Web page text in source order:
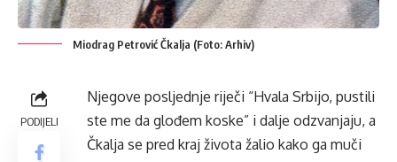
Miodrag Petrović Čkalja (Foto: Arhiv)
PODIJELI
Njegove posljednje riječi “Hvala Srbijo, pustili
ste me da glođem koske” i dalje odzvanjaju, a
Čkalja se pred kraj života žalio kako ga muči